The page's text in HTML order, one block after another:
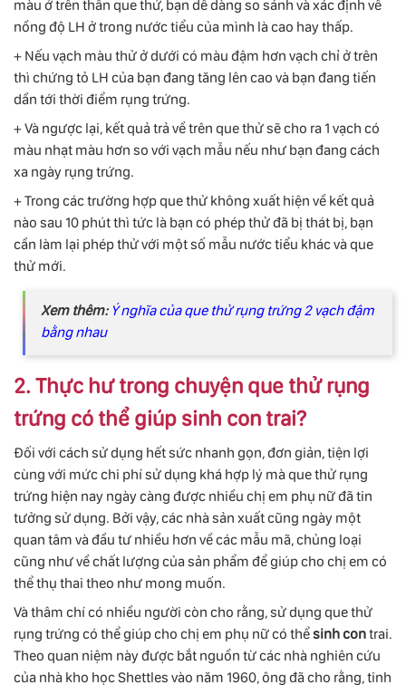
màu ở trên thân que thử, bạn dễ dàng so sánh và xác định về
nồng độ LH ở trong nước tiểu của mình là cao hay thấp.
+ Nếu vạch màu thử ở dưới có màu đậm hơn vạch chỉ ở trên
thì chứng tỏ LH của bạn đang tăng lên cao và bạn đang tiến
dần tới thời điểm rụng trứng.
+ Và ngược lại, kết quả trả về trên que thử sẽ cho ra 1 vạch có
màu nhạt màu hơn so với vạch mẫu nếu như bạn đang cách
xa ngày rụng trứng.
+ Trong các trường hợp que thử không xuất hiện về kết quả
nào sau 10 phút thì tức là bạn có phép thử đã bị thát bị, bạn
cần làm lại phép thử với một số mẫu nước tiểu khác và que
thử mới.
Xem thêm: Ý nghĩa của que thử rụng trứng 2 vạch đậm
bằng nhau
2. Thực hư trong chuyện que thử rụng
trứng có thể giúp sinh con trai?
Đối với cách sử dụng hết sức nhanh gọn, đơn giản, tiện lợi
cùng với mức chi phí sử dụng khá hợp lý mà que thử rụng
trứng hiện nay ngày càng được nhiều chị em phụ nữ đã tin
tưởng sử dụng. Bởi vậy, các nhà sản xuất cũng ngày một
quan tâm và đầu tư nhiều hơn về các mẫu mã, chủng loại
cũng như về chất lượng của sản phẩm để giúp cho chị em có
thể thụ thai theo như mong muốn.
Và thâm chí có nhiều người còn cho rằng, sử dụng que thử
rụng trứng có thể giúp cho chị em phụ nữ có thểsinh contrai.
Theo quan niệm này được bắt nguồn từ các nhà nghiên cứu
của nhà kho học Shettles vào năm 1960, ông đã cho rằng, tinh